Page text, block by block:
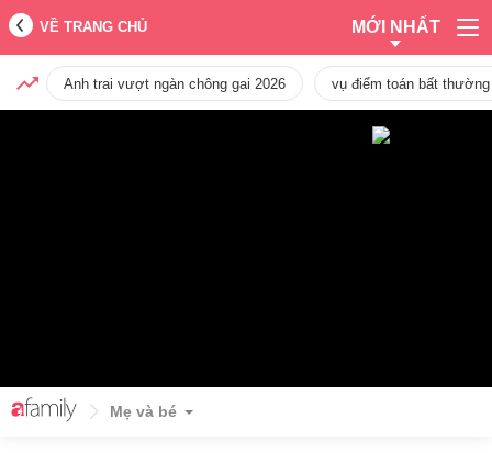
VỀ TRANG CHỦ MỚI NHẤT
Anh trai vượt ngàn chông gai 2026 vụ điểm toán bất
Mẹ và bé